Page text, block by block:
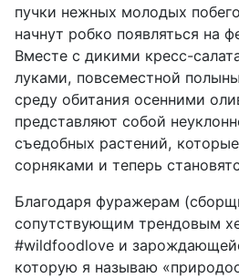
пучки нежных молодых
начнут робко появляться на
Вместе с дикими кресс-
луками, повсеместной
среду обитания осенними
представляют собой
съедобных растений,
сорняками и теперь
Благодаря фуражерам
сопутствующим трендовым
#wildfoodlove и
которую я называю